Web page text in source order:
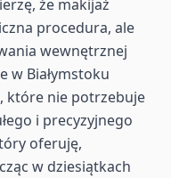
że makijaż
procedura, ale
wewnętrznej
w Białymstoku
które nie potrzebuje
i precyzyjnego
oferuję,
w dziesiątkach